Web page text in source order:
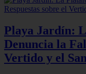
Playa Jardín:
Denuncia la
Vertido y el